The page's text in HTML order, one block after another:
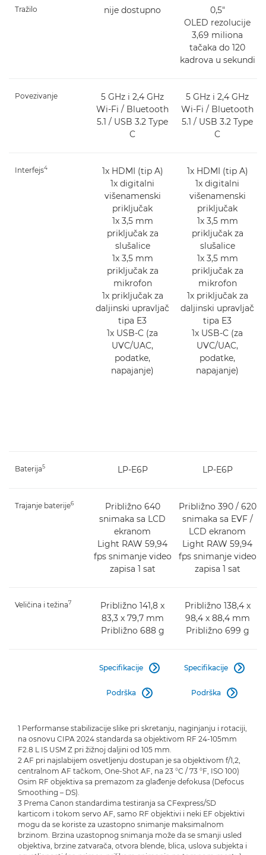
Tražilo nije dostupno
0,5"
OLED rezolucije
3,69 miliona
tačaka do 120
kadrova u sekundi
Povezivanje
5 GHz i 2,4 GHz
Wi-Fi / Bluetooth
5.1 / USB 3.2 Type
C
5 GHz i 2,4 GHz
Wi-Fi / Bluetooth
5.1 / USB 3.2 Type
C
Interfejs4
1x HDMI (tip A)
1x digitalni
višenamenski
priključak
1x 3,5 mm
priključak za
slušalice
1x 3,5 mm
priključak za
mikrofon
1x priključak za
daljinski upravljač
tipa E3
1x USB-C (za
UVC/UAC,
podatke,
napajanje)
1x HDMI (tip A)
1x digitalni
višenamenski
priključak
1x 3,5 mm
priključak za
slušalice
1x 3,5 mm
priključak za
mikrofon
1x priključak za
daljinski upravljač
tipa E3
1x USB-C (za
UVC/UAC,
podatke,
napajanje)
Baterija5 LP-E6P LP-E6P
Trajanje baterije6
Približno 640
snimaka sa LCD
ekranom
Light RAW 59,94
fps snimanje video
zapisa 1 sat
Približno 390 / 620
snimaka sa EVF /
LCD ekranom
Light RAW 59,94
fps snimanje video
zapisa 1 sat
Veličina i težina7
Približno 141,8 x
83,3 x 79,7 mm
Približno 688 g
Približno 138,4 x
98,4 x 88,4 mm
Približno 699 g
Specifikacije 
Podrška 
Specifikacije 
Podrška 
1 Performanse stabilizacije slike pri skretanju, naginjanju i rotaciji,
na osnovu CIPA 2024 standarda sa objektivom RF 24-105mm
F2.8 L IS USM Z pri žižnoj daljini od 105 mm.
2 AF pri najslabijem osvetljenju dostupan je sa objektivom f/1,2,
centralnom AF tačkom, One-Shot AF, na 23 °C / 73 °F, ISO 100)
Osim RF objektiva sa premazom za glađenje defokusa (Defocus
Smoothing – DS).
3 Prema Canon standardima testiranja sa CFexpress/SD
karticom i tokom servo AF, samo RF objektivi i neki EF objektivi
mogu da se koriste za uzastopno snimanje maksimalnom
brzinom. Brzina uzastopnog snimanja može da se smanji usled
objektiva, brzine zatvarača, otvora blende, blica, uslova subjekta i